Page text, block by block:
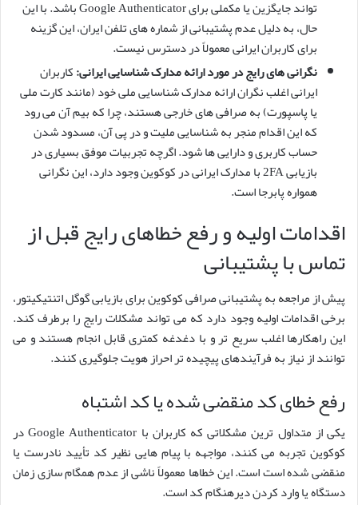
تواند جایگزین یا مکملی برای Google Authenticator باشد. با این
حال، به دلیل عدم پشتیبانی از شماره های تلفن ایران، این گزینه
برای کاربران ایرانی معمولاً در دسترس نیست.
نگرانی های رایج در مورد ارائه مدارک شناسایی ایرانی:کاربران
ایرانی اغلب نگران ارائه مدارک شناسایی ملی خود (مانند کارت ملی
یا پاسپورت) به صرافی های خارجی هستند، چرا که بیم آن می رود
که این اقدام منجر به شناسایی ملیت و در پی آن، مسدود شدن
حساب کاربری و دارایی ها شود. اگرچه تجربیات موفق بسیاری در
بازیابی 2FA با مدارک ایرانی در کوکوین وجود دارد، این نگرانی
همواره پابرجا است.
اقدامات اولیه و رفع خطاهای رایج قبل از
تماس با پشتیبانی
پیش از مراجعه به پشتیبانی صرافی کوکوین برای بازیابی گوگل اتنتیکیتور،
برخی اقدامات اولیه وجود دارد که می تواند مشکلات رایج را برطرف کند.
این راهکارها اغلب سریع تر و با دغدغه کمتری قابل انجام هستند و می
توانند از نیاز به فرآیندهای پیچیده تر احراز هویت جلوگیری کنند.
رفع خطای کد منقضی شده یا کد اشتباه
یکی از متداول ترین مشکلاتی که کاربران با Google Authenticator در
کوکوین تجربه می کنند، مواجهه با پیام هایی نظیر کد تأیید نادرست یا
منقضی شده است است. این خطاها معمولاً ناشی از عدم همگام سازی زمان
دستگاه یا وارد کردن دیرهنگام کد است.